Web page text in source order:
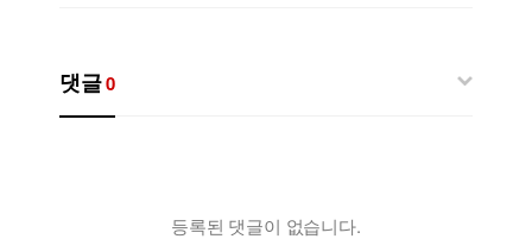
댓글0
등록된 댓글이 없습니다.